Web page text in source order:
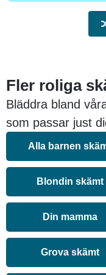
Fler roliga
Bläddra bland
som passar just
Alla barnen
Blondin skämt
Din mamma
Grova skämt